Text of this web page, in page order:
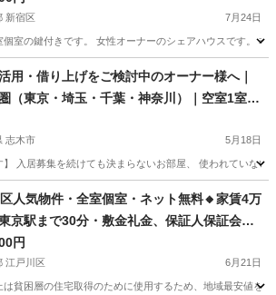
新宿区 7月24日
室の鍵付きです。 女性オーナーのシェアハウスです。
アハウス 徒歩
用・借り上げをご検討中のオーナー様へ｜
（東京・埼玉・千葉・神奈川）｜空室1室か
志木市 5月18日
】 入居募集を続けても決まらないお部屋、 使われていな
産売買（マンション/一戸建て） 物件
人気物件・全室個室・ネット無料🔸家賃4万
京駅まで30分・敷金礼金、保証人保証会社
生活保護歓迎🔸
円
江戸川区 6月21日
は貧困層の住宅取得のために使用するため、地域最安値